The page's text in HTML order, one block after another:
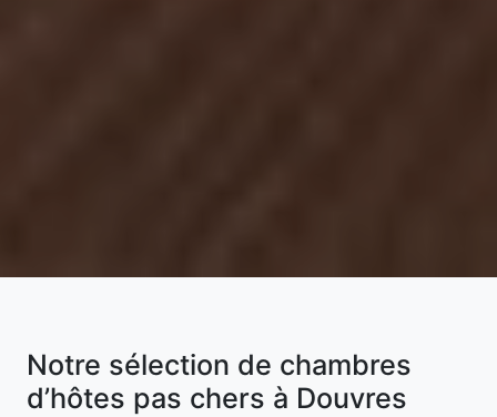
Notre sélection de chambres
d’hôtes pas chers à Douvres